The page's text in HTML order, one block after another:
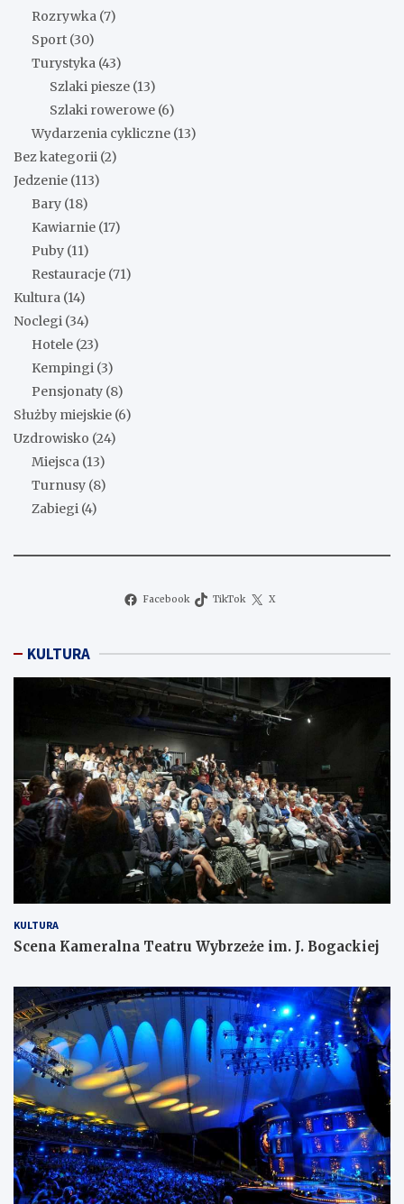
Rozrywka (7)
Sport (30)
Turystyka (43)
Szlaki piesze (13)
Szlaki rowerowe (6)
Wydarzenia cykliczne (13)
Bez kategorii (2)
Jedzenie (113)
Bary (18)
Kawiarnie (17)
Puby (11)
Restauracje (71)
Kultura (14)
Noclegi (34)
Hotele (23)
Kempingi (3)
Pensjonaty (8)
Służby miejskie (6)
Uzdrowisko (24)
Miejsca (13)
Turnusy (8)
Zabiegi (4)
Facebook TikTok X
KULTURA
KULTURA
Scena Kameralna Teatru Wybrzeże im. J. Bogackiej